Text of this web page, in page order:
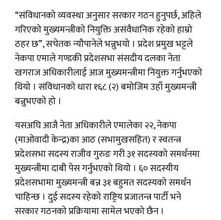
“संविधानको व्यवस्था अनुसार सरकार गठन हुनुपर्छ, अहिले
गरिएको मुख्यमन्त्रीको नियुक्ति असंवैधानिक रहेको हाम्रो
ठहर छ”, सचेतक न्यौपानेले भन्नुभयो । प्रदेश प्रमुख भट्टले
नेकपा एमाले गण्डकी प्रदेशसभा संसदीय दलका नेता
खगराज अधिकारीलाई आज मुख्यमन्त्रीमा नियुक्त गर्नुभएको
थियो । संविधानको धारा १६८ (२) बमोजिम उहाँ मुख्यमन्त्री
बन्नुभएको हो ।
यसअघि आजै नेता अधिकारीले एमालेका २२, नेकपा
(माओवादी केन्द्र)का आठ (सभामुखसहित) र स्वतन्त्र
प्रदेशसभा सदस्य राजीव गुरुङ गरी ३१ सदस्यको समर्थनमा
मुख्यन्त्रीमा दाबी पेस गर्नुभएको थियो । ६० सदस्यीय
प्रदेशसभामा मुख्यमन्त्री बन्न ३१ बहुमत सदस्यको समर्थन
चाहिन्छ । दुई सदस्य रहेको राष्ट्रिय प्रजातन्त्र पार्टी भने
सरकार गठनको प्रक्रियामा सामेल भएको छैन ।